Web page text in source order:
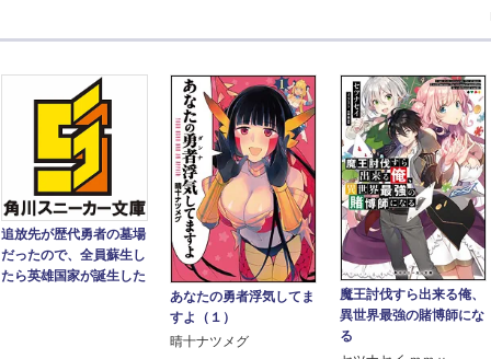
追放先が歴代勇者の墓場
だったので、全員蘇生し
たら英雄国家が誕生した
あなたの勇者浮気してま
すよ（１）
晴十ナツメグ
魔王討伐すら出来る俺、
異世界最強の賭博師にな
る